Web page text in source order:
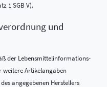
1 SGB V).
und
der Lebensmittel­informations­
weitere Artikelangaben
angegebenen Herstellers